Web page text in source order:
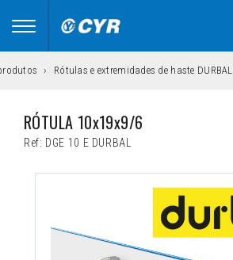
Toggle
Rótulas e extremidades de haste DURBAL
RÓTULA 10x19x9/6
Ref: DGE 10 E DURBAL